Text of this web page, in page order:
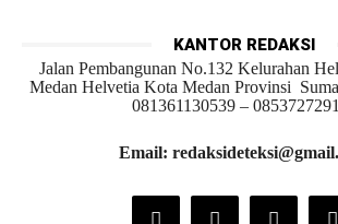
KANTOR REDAKSI
Jalan Pembangunan No.132 Kelurahan
Medan Helvetia Kota Medan Provinsi
081361130539 –
Email: